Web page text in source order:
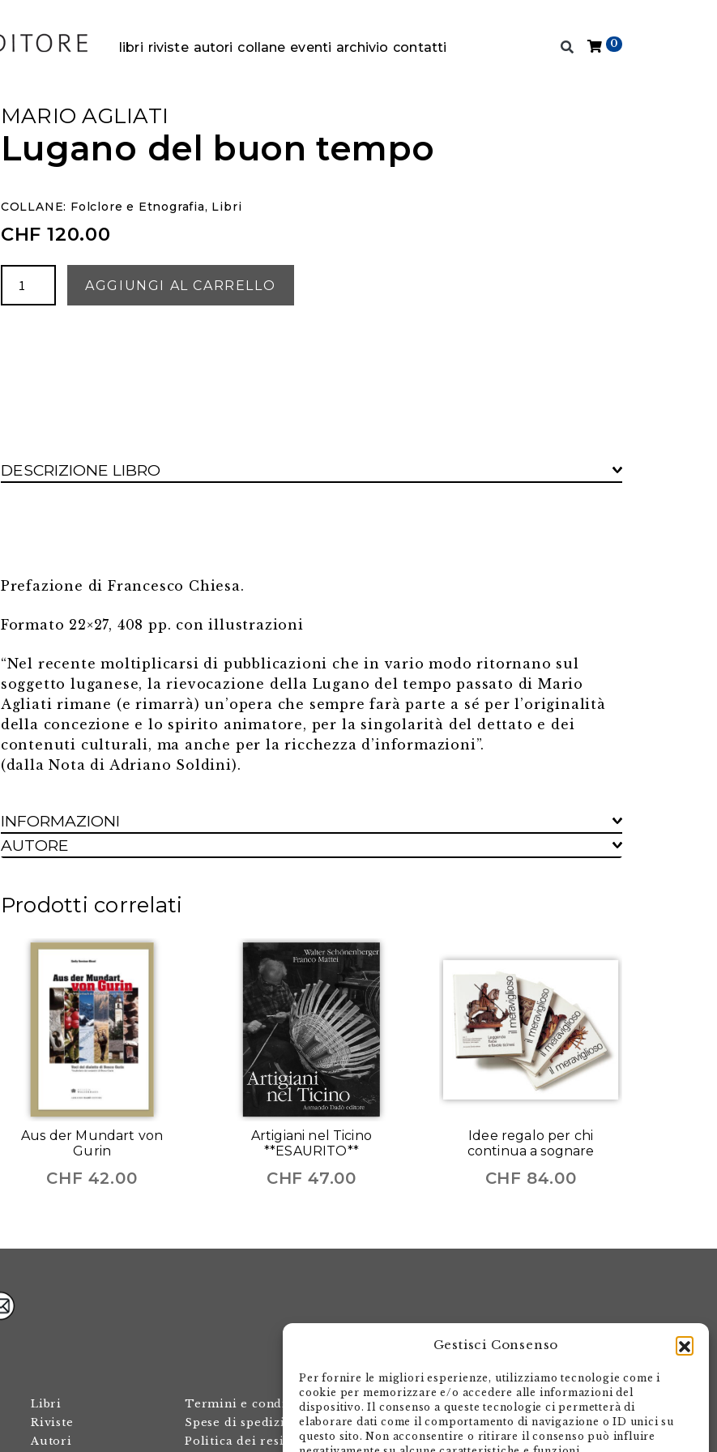
Gestisci Consenso
Per fornire le migliori esperienze, utilizziamo tecnologie come i
cookie per memorizzare e/o accedere alle informazioni del
dispositivo. Il consenso a queste tecnologie ci permetterà di
elaborare dati come il comportamento di navigazione o ID unici su
questo sito. Non acconsentire o ritirare il consenso può influire
libri riviste autori collane eventi archivio contatti 0
MARIO AGLIATI
Lugano del buon tempo
COLLANE: Folclore e Etnografia, Libri
CHF 120.00
del
AGGIUNGI AL CARRELLO
DESCRIZIONE LIBRO
Prefazione di Francesco Chiesa.
Formato 22×27, 408 pp. con illustrazioni
“Nel recente moltiplicarsi di pubblicazioni che in vario modo ritornano sul
soggetto luganese, la rievocazione della Lugano del tempo passato di Mario
Agliati rimane (e rimarrà) un’opera che sempre farà parte a sé per l’originalità
della concezione e lo spirito animatore, per la singolarità del dettato e dei
contenuti culturali, ma anche per la ricchezza d’informazioni”.
(dalla Nota di Adriano Soldini).
INFORMAZIONI
AUTORE
Prodotti correlati
Aus der Mundart von
Gurin
CHF 42.00
Artigiani nel Ticino
**ESAURITO**
CHF 47.00
Idee regalo per chi
continua a sognare
CHF 84.00
Libri
Riviste
Autori
Termini e condizioni
Spese di spedizione
Politica dei resi
Armando Dadò Editore
Via Giovanni Antonio Orelli 29
Casella postale 563